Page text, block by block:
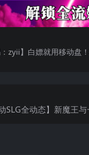
：zyii】白嫖就用移动盘
SLG全动态】新魔王与